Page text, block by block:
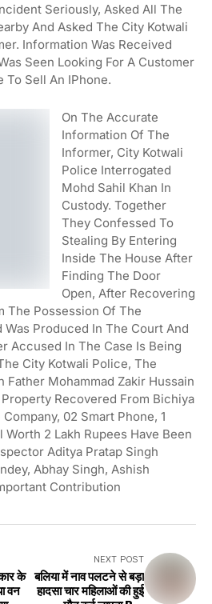
Seriously, Asked All The
And Asked The City Kotwali
Information Was Received
Seen Looking For A Customer
To Sell An IPhone.
On The Accurate
Information Of The
Informer, City Kotwali
Police Interrogated
Mohd Sahil Khan In
Custody. Together
They Confessed To
Stealing By Entering
Inside The House After
Finding The Door
Open, After Recovering
The Possession Of The
Produced In The Court And
Accused In The Case Is Being
City Kotwali Police, The
Father Mohammad Zakir Hussain
Recovered From Bichiya
02 Smart Phone, 1
2 Lakh Rupees Have Been
Aditya Pratap Singh
Abhay Singh, Ashish
Contribution
के
वन
NEXT POST
बलिया में नाव पलटने से बड़ा
हादसा चार महिलाओं की हुई